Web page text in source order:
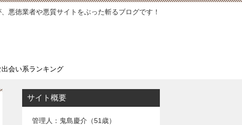
悪徳業者や悪質サイトをぶった斬るブログです！
会い系ランキング
サイト概要
管理人：鬼島慶介（51歳）